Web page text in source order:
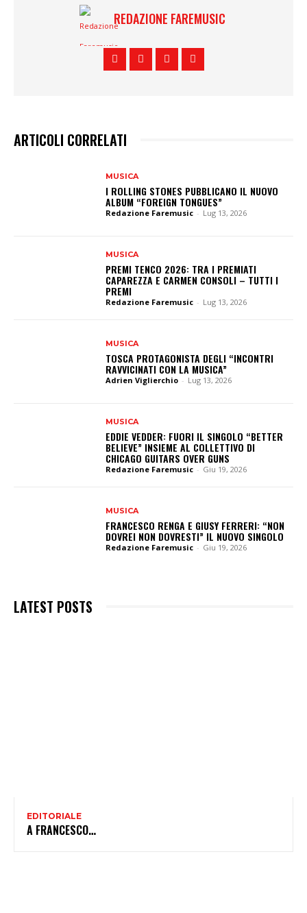
REDAZIONE FAREMUSIC
ARTICOLI CORRELATI
MUSICA
I ROLLING STONES PUBBLICANO IL NUOVO
ALBUM “FOREIGN TONGUES”
Redazione Faremusic - Lug 13, 2026
MUSICA
PREMI TENCO 2026: TRA I PREMIATI
CAPAREZZA E CARMEN CONSOLI – TUTTI I
PREMI
Redazione Faremusic - Lug 13, 2026
MUSICA
TOSCA PROTAGONISTA DEGLI “INCONTRI
RAVVICINATI CON LA MUSICA”
Adrien Viglierchio - Lug 13, 2026
MUSICA
EDDIE VEDDER: FUORI IL SINGOLO “BETTER
BELIEVE” INSIEME AL COLLETTIVO DI
CHICAGO GUITARS OVER GUNS
Redazione Faremusic - Giu 19, 2026
MUSICA
FRANCESCO RENGA E GIUSY FERRERI: “NON
DOVREI NON DOVRESTI” IL NUOVO SINGOLO
Redazione Faremusic - Giu 19, 2026
LATEST POSTS
EDITORIALE
A FRANCESCO…